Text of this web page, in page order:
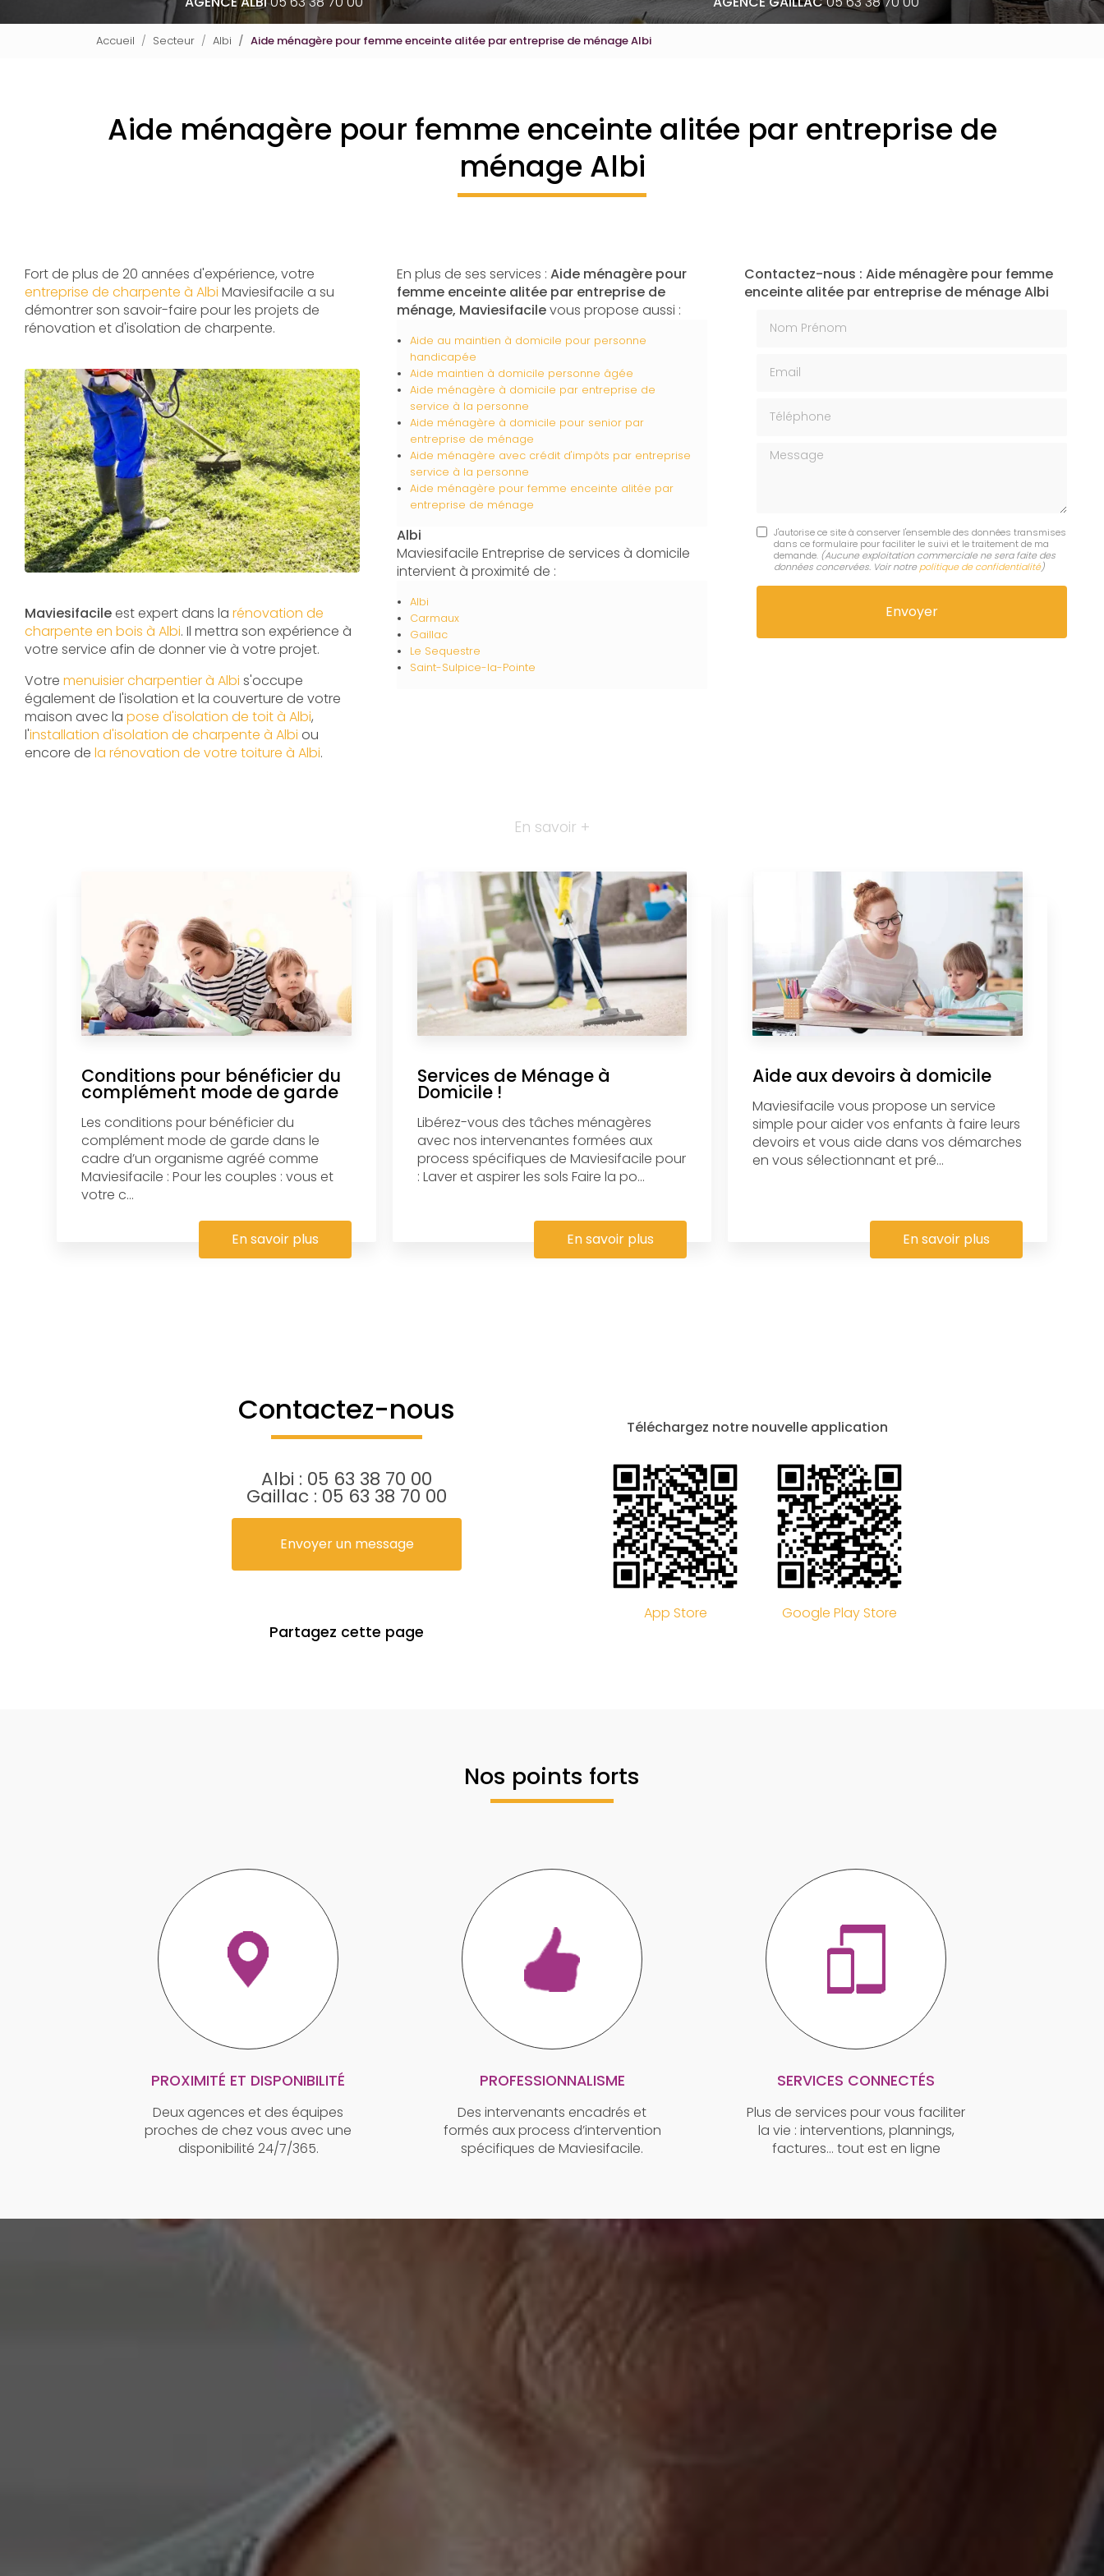
Accueil Secteur Albi Aide ménagère pour femme enceinte alitée par entreprise de ménage Albi
Aide ménagère pour femme enceinte alitée par entreprise de
ménage Albi
Fort de plus de 20 années d'expérience, votre
entreprise de charpente à Albi Maviesifacile a su
démontrer son savoir-faire pour les projets de
rénovation et d'isolation de charpente.
Maviesifacileest expert dans la rénovation de
charpente en bois à Albi. Il mettra son expérience à
votre service afin de donner vie à votre projet.
Votre menuisier charpentier à Albi s'occupe
également de l'isolation et la couverture de votre
maison avec la pose d'isolation de toit à Albi,
l'installation d'isolation de charpente à Albi ou
encore de la rénovation de votre toiture à Albi.
En plus de ses services : Aide ménagère pour
femme enceinte alitée par entreprise de
ménage, Maviesifacilevous propose aussi :
Aide au maintien à domicile pour personne
handicapée
Aide maintien à domicile personne âgée
Aide ménagère à domicile par entreprise de
service à la personne
Aide ménagère à domicile pour senior par
entreprise de ménage
Aide ménagère avec crédit d'impôts par entreprise
service à la personne
Aide ménagère pour femme enceinte alitée par
entreprise de ménage
Albi
Maviesifacile Entreprise de services à domicile
intervient à proximité de :
Albi
Carmaux
Gaillac
Le Sequestre
Saint-Sulpice-la-Pointe
Contactez-nous : Aide ménagère pour femme
enceinte alitée par entreprise de ménage Albi
Message
J'autorise ce site à conserver l'ensemble des données transmises
dans ce formulaire pour faciliter le suivi et le traitement de ma
demande. (Aucune exploitation commerciale ne sera faite des
données concervées. Voir notre politique de confidentialité)
En savoir +
Conditions pour bénéficier du
complément mode de garde
Les conditions pour bénéficier du
complément mode de garde dans le
cadre d’un organisme agréé comme
Maviesifacile : Pour les couples : vous et
votre c...
En savoir plus
Services de Ménage à
Domicile !
Libérez-vous des tâches ménagères
avec nos intervenantes formées aux
process spécifiques de Maviesifacile pour
: Laver et aspirer les sols Faire la po...
En savoir plus
Aide aux devoirs à domicile
Maviesifacile vous propose un service
simple pour aider vos enfants à faire leurs
devoirs et vous aide dans vos démarches
en vous sélectionnant et pré...
En savoir plus
Contactez-nous
Albi : 05 63 38 70 00
Gaillac : 05 63 38 70 00
Envoyer un message
Partagez cette page
Téléchargez notre nouvelle application
App Store Google Play Store
Nos points forts
PROXIMITÉ ET DISPONIBILITÉ
Deux agences et des équipes
proches de chez vous avec une
disponibilité 24/7/365.
PROFESSIONNALISME
Des intervenants encadrés et
formés aux process d’intervention
spécifiques de Maviesifacile.
SERVICES CONNECTÉS
Plus de services pour vous faciliter
la vie : interventions, plannings,
factures… tout est en ligne